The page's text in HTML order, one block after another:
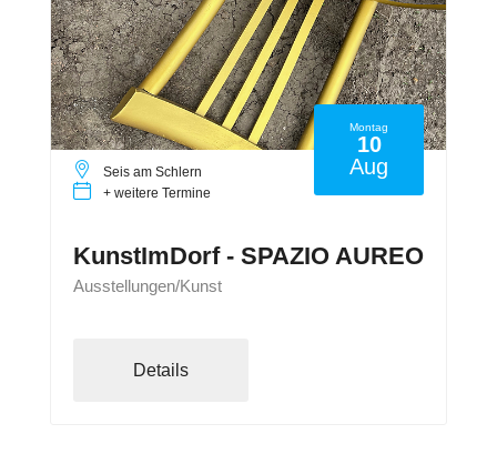
Montag
10
Aug
Seis am Schlern
+ weitere Termine
KunstImDorf - SPAZIO AUREO
Ausstellungen/Kunst
Details